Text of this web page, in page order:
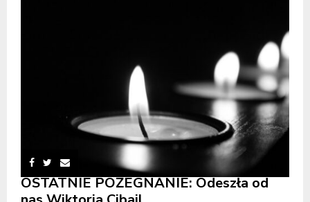
OSTATNIE POŻEGNANIE: Odeszła od